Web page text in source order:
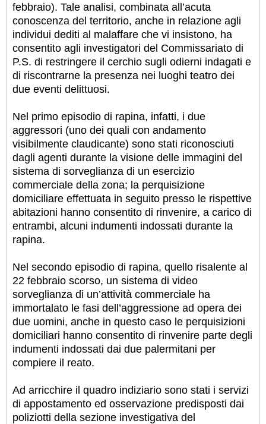
febbraio). Tale analisi, combinata all’acuta
conoscenza del territorio, anche in relazione agli
individui dediti al malaffare che vi insistono, ha
consentito agli investigatori del Commissariato di
P.S. di restringere il cerchio sugli odierni indagati e
di riscontrarne la presenza nei luoghi teatro dei
due eventi delittuosi.
Nel primo episodio di rapina, infatti, i due
aggressori (uno dei quali con andamento
visibilmente claudicante) sono stati riconosciuti
dagli agenti durante la visione delle immagini del
sistema di sorveglianza di un esercizio
commerciale della zona; la perquisizione
domiciliare effettuata in seguito presso le rispettive
abitazioni hanno consentito di rinvenire, a carico di
entrambi, alcuni indumenti indossati durante la
rapina.
Nel secondo episodio di rapina, quello risalente al
22 febbraio scorso, un sistema di video
sorveglianza di un’attività commerciale ha
immortalato le fasi dell’aggressione ad opera dei
due uomini, anche in questo caso le perquisizioni
domiciliari hanno consentito di rinvenire parte degli
indumenti indossati dai due palermitani per
compiere il reato.
Ad arricchire il quadro indiziario sono stati i servizi
di appostamento ed osservazione predisposti dai
poliziotti della sezione investigativa del